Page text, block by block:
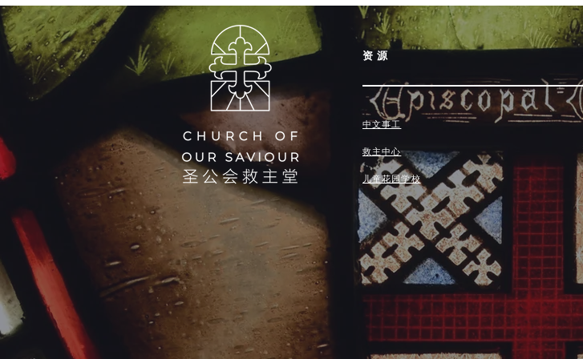
资源
中文事工
救主中心
儿童花园学校